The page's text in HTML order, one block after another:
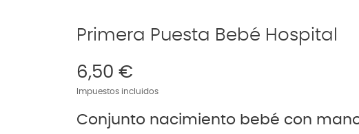
Primera Puesta Bebé Hospital
6,50 €
Impuestos incluidos
Conjunto nacimiento bebé con